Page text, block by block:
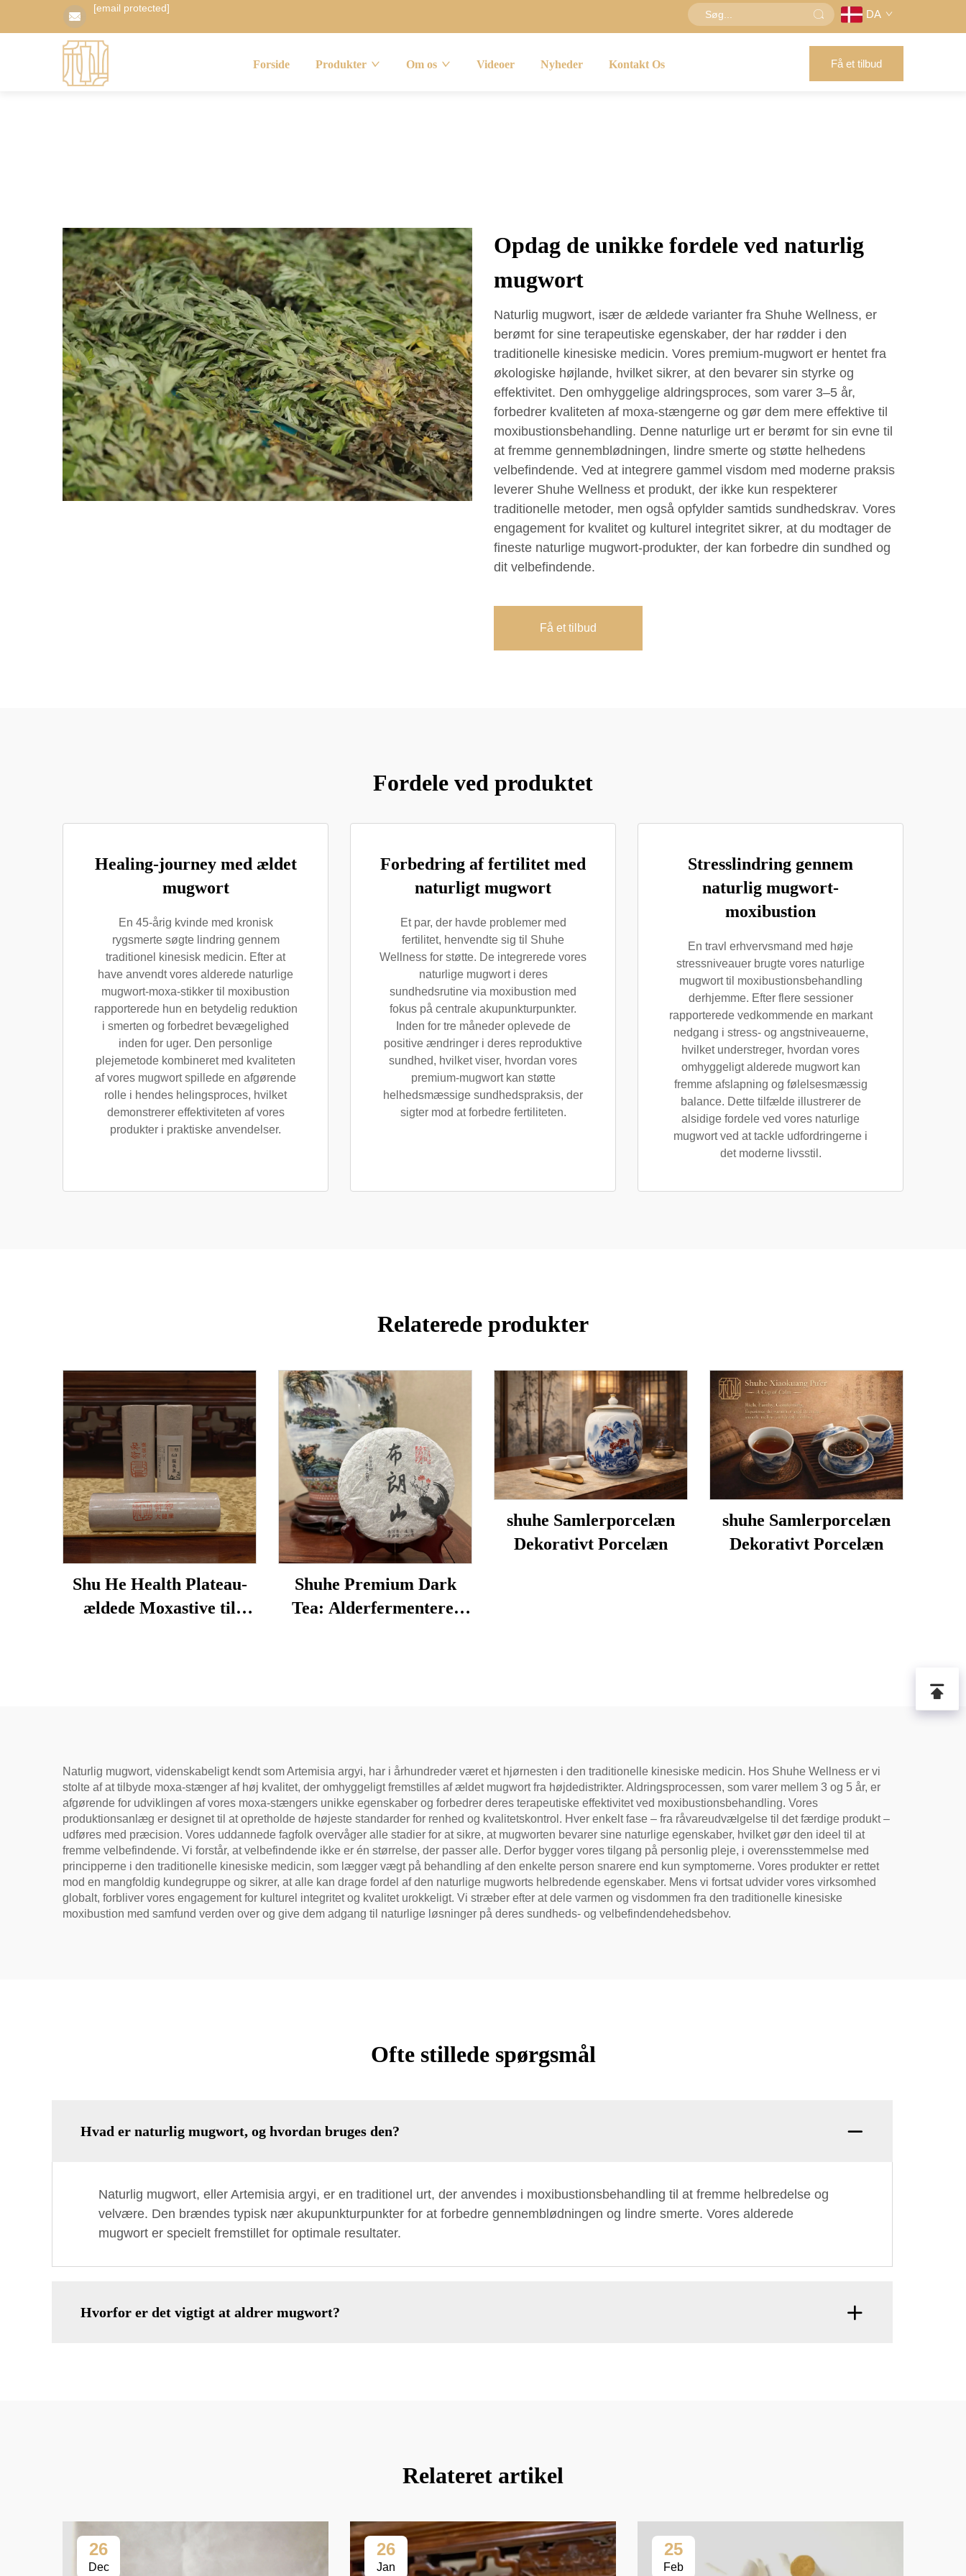
[email protected] DA
Forside Produkter Om os Videoer Nyheder Kontakt Os Få et tilbud
Opdag de unikke fordele ved naturlig
mugwort
Naturlig mugwort, især de ældede varianter fra Shuhe Wellness, er
berømt for sine terapeutiske egenskaber, der har rødder i den
traditionelle kinesiske medicin. Vores premium-mugwort er hentet fra
økologiske højlande, hvilket sikrer, at den bevarer sin styrke og
effektivitet. Den omhyggelige aldringsproces, som varer 3–5 år,
forbedrer kvaliteten af moxa-stængerne og gør dem mere effektive til
moxibustionsbehandling. Denne naturlige urt er berømt for sin evne til
at fremme gennemblødningen, lindre smerte og støtte helhedens
velbefindende. Ved at integrere gammel visdom med moderne praksis
leverer Shuhe Wellness et produkt, der ikke kun respekterer
traditionelle metoder, men også opfylder samtids sundhedskrav. Vores
engagement for kvalitet og kulturel integritet sikrer, at du modtager de
fineste naturlige mugwort-produkter, der kan forbedre din sundhed og
dit velbefindende.
Få et tilbud
Fordele ved produktet
Healing-journey med ældet
mugwort
En 45-årig kvinde med kronisk
rygsmerte søgte lindring gennem
traditionel kinesisk medicin. Efter at
have anvendt vores alderede naturlige
mugwort-moxa-stikker til moxibustion
rapporterede hun en betydelig reduktion
i smerten og forbedret bevægelighed
inden for uger. Den personlige
plejemetode kombineret med kvaliteten
af vores mugwort spillede en afgørende
rolle i hendes helingsproces, hvilket
demonstrerer effektiviteten af vores
produkter i praktiske anvendelser.
Forbedring af fertilitet med
naturligt mugwort
Et par, der havde problemer med
fertilitet, henvendte sig til Shuhe
Wellness for støtte. De integrerede vores
naturlige mugwort i deres
sundhedsrutine via moxibustion med
fokus på centrale akupunkturpunkter.
Inden for tre måneder oplevede de
positive ændringer i deres reproduktive
sundhed, hvilket viser, hvordan vores
premium-mugwort kan støtte
helhedsmæssige sundhedspraksis, der
sigter mod at forbedre fertiliteten.
Stresslindring gennem
naturlig mugwort-
moxibustion
En travl erhvervsmand med høje
stressniveauer brugte vores naturlige
mugwort til moxibustionsbehandling
derhjemme. Efter flere sessioner
rapporterede vedkommende en markant
nedgang i stress- og angstniveauerne,
hvilket understreger, hvordan vores
omhyggeligt alderede mugwort kan
fremme afslapning og følelsesmæssig
balance. Dette tilfælde illustrerer de
alsidige fordele ved vores naturlige
mugwort ved at tackle udfordringerne i
det moderne livsstil.
Relaterede produkter
Shu He Health Plateau-
ældede Moxastive til
Shuhe Premium Dark
Tea: Alderfermenteret
shuhe Samlerporcelæn
Dekorativt Porcelæn
shuhe Samlerporcelæn
Dekorativt Porcelæn
Naturlig mugwort, videnskabeligt kendt som Artemisia argyi, har i århundreder været et hjørnesten i den traditionelle kinesiske medicin. Hos Shuhe Wellness er vi
stolte af at tilbyde moxa-stænger af høj kvalitet, der omhyggeligt fremstilles af ældet mugwort fra højdedistrikter. Aldringsprocessen, som varer mellem 3 og 5 år, er
afgørende for udviklingen af vores moxa-stængers unikke egenskaber og forbedrer deres terapeutiske effektivitet ved moxibustionsbehandling. Vores
produktionsanlæg er designet til at opretholde de højeste standarder for renhed og kvalitetskontrol. Hver enkelt fase – fra råvareudvælgelse til det færdige produkt –
udføres med præcision. Vores uddannede fagfolk overvåger alle stadier for at sikre, at mugworten bevarer sine naturlige egenskaber, hvilket gør den ideel til at
fremme velbefindende. Vi forstår, at velbefindende ikke er én størrelse, der passer alle. Derfor bygger vores tilgang på personlig pleje, i overensstemmelse med
principperne i den traditionelle kinesiske medicin, som lægger vægt på behandling af den enkelte person snarere end kun symptomerne. Vores produkter er rettet
mod en mangfoldig kundegruppe og sikrer, at alle kan drage fordel af den naturlige mugworts helbredende egenskaber. Mens vi fortsat udvider vores virksomhed
globalt, forbliver vores engagement for kulturel integritet og kvalitet urokkeligt. Vi stræber efter at dele varmen og visdommen fra den traditionelle kinesiske
moxibustion med samfund verden over og give dem adgang til naturlige løsninger på deres sundheds- og velbefindendehedsbehov.
Ofte stillede spørgsmål
Hvad er naturlig mugwort, og hvordan bruges den?
Naturlig mugwort, eller Artemisia argyi, er en traditionel urt, der anvendes i moxibustionsbehandling til at fremme helbredelse og
velvære. Den brændes typisk nær akupunkturpunkter for at forbedre gennemblødningen og lindre smerte. Vores alderede
mugwort er specielt fremstillet for optimale resultater.
Hvorfor er det vigtigt at aldrer mugwort?
Relateret artikel
26
Dec
26
Jan
25
Feb